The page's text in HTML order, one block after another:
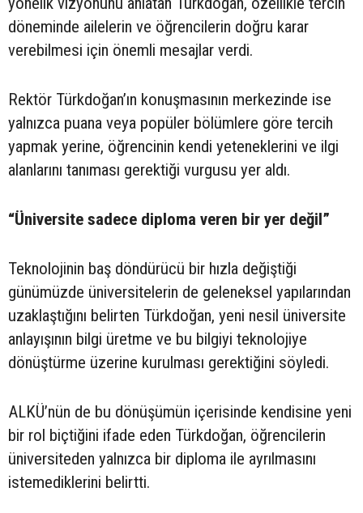
döneminde ailelerin ve öğrencilerin doğru karar
verebilmesi için önemli mesajlar verdi.
Rektör Türkdoğan’ın konuşmasının merkezinde ise
yalnızca puana veya popüler bölümlere göre tercih
yapmak yerine, öğrencinin kendi yeteneklerini ve ilgi
alanlarını tanıması gerektiği vurgusu yer aldı.
“Üniversite sadece diploma veren bir yer değil”
Teknolojinin baş döndürücü bir hızla değiştiği
günümüzde üniversitelerin de geleneksel yapılarından
uzaklaştığını belirten Türkdoğan, yeni nesil üniversite
anlayışının bilgi üretme ve bu bilgiyi teknolojiye
dönüştürme üzerine kurulması gerektiğini söyledi.
ALKÜ’nün de bu dönüşümün içerisinde kendisine yeni
bir rol biçtiğini ifade eden Türkdoğan, öğrencilerin
üniversiteden yalnızca bir diploma ile ayrılmasını
istemediklerini belirtti.